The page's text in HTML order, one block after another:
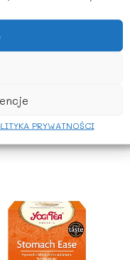
PRYWATNOŚCI
miejscu.